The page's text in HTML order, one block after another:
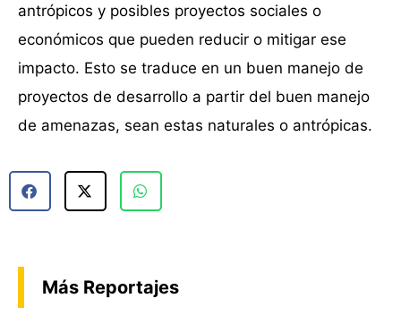
antrópicos y posibles proyectos sociales o
económicos que pueden reducir o mitigar ese
impacto. Esto se traduce en un buen manejo de
proyectos de desarrollo a partir del buen manejo
de amenazas, sean estas naturales o antrópicas.
Más Reportajes